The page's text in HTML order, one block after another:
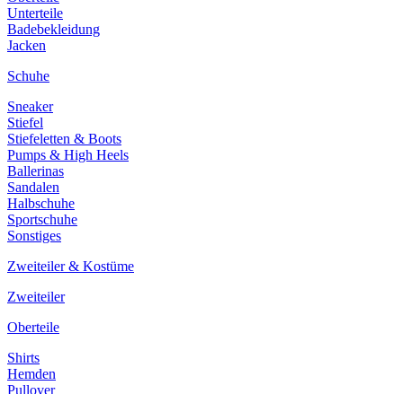
Unterteile
Badebekleidung
Jacken
Schuhe
Sneaker
Stiefel
Stiefeletten & Boots
Pumps & High Heels
Ballerinas
Sandalen
Halbschuhe
Sportschuhe
Sonstiges
Zweiteiler & Kostüme
Zweiteiler
Oberteile
Shirts
Hemden
Pullover